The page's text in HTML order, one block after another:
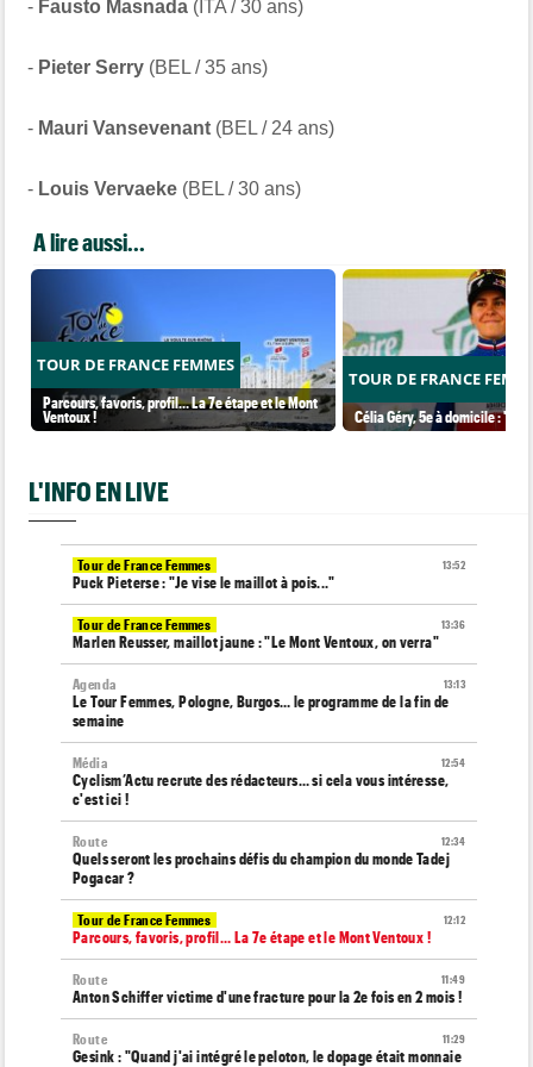
- Fausto Masnada (ITA / 30 ans)
- Pieter Serry (BEL / 35 ans)
- Mauri Vansevenant (BEL / 24 ans)
- Louis Vervaeke (BEL / 30 ans)
A lire aussi...
TOUR DE FRANCE FEMMES
Parcours, favoris, profil… La 7e étape et le Mont
Ventoux !
TOUR DE FRANCE
Célia Géry, 5e à domicile :
L'INFO EN LIVE
13:52
Tour de France Femmes
Puck Pieterse : "Je vise le maillot à pois..."
13:36
Tour de France Femmes
Marlen Reusser, maillot jaune : "Le Mont Ventoux, on verra"
13:13
Agenda
Le Tour Femmes, Pologne, Burgos… le programme de la fin de
semaine
12:54
Média
Cyclism’Actu recrute des rédacteurs… si cela vous intéresse,
c'est ici !
12:34
Route
Quels seront les prochains défis du champion du monde Tadej
Pogacar ?
12:12
Tour de France Femmes
Parcours, favoris, profil… La 7e étape et le Mont Ventoux !
11:49
Route
Anton Schiffer victime d'une fracture pour la 2e fois en 2 mois !
11:29
Route
Gesink : "Quand j'ai intégré le peloton, le dopage était monnaie